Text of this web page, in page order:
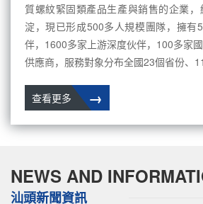
質螺紋緊固類產品生產與銷售的企業
淀，現已形成500多人規模團隊，擁有
伴，1600多家上游深度伙伴，100多家
供應商，服務對象分布全國23個省份、
→
查看更多
NEWS AND
汕頭新聞資訊